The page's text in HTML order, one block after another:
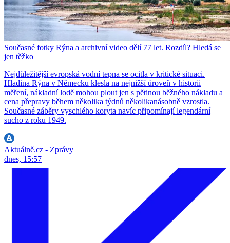
Současné fotky Rýna a archivní video dělí 77 let. Rozdíl? Hledá se
jen těžko
Nejdůležitější evropská vodní tepna se ocitla v kritické situaci.
Hladina Rýna v Německu klesla na nejnižší úroveň v historii
měření, nákladní lodě mohou plout jen s pětinou běžného nákladu a
cena přepravy během několika týdnů několikanásobně vzrostla.
Současné záběry vyschlého koryta navíc připomínají legendární
sucho z roku 1949.
Aktuálně.cz - Zprávy
dnes, 15:57